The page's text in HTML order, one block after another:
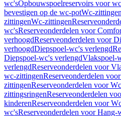
wc'sOpbouwspoelreservoirs voor
bevestigen op de wc-potWc-zittingen
zittingenWc-zittingen
wc'sReserveonderdelen voor
verhoogdReserveonderdelen voor
verhoogdDiepspoel-wc's verlengd
Diepspoel-wc's verlengdVlakspoel-
verlengdReserveonderdelen voor
wc-zittingenReserveonderdelen
zittingenReserveonderdelen voor
zittingsringenReserveonderdelen
kinderenReserveonderdelen voor
wc'sReserveonderdelen voor Hang-